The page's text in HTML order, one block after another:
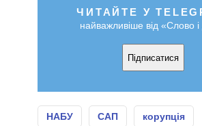
ЧИТАЙТЕ У
найважливіше від «Слово і
Підписатися
НАБУ САП корупція